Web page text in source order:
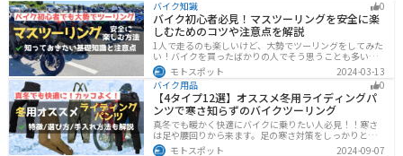
バイク知識 0
バイク初心者必見！マスツーリングを安全に楽
しむためのコツや注意点を解説
1人で走るのも楽しいけど、大勢でツーリングをしてみた
い！バイクを買ったばかりの人でそう思うことも多いで
しょう。他の人と一緒に走るマスツーリングはとても楽
しいですが、安全に楽しむために確認すべきことや注意
点などたくさんあります。1人で走る時とは違った難しさ
もあるので、しっかりと確認しておきましょう。
モトスポット
2024-03-13
バイク用品
0
【4タイプ12選】オススメ冬用ライディングパ
ンツで寒さ知らずのバイクツーリング
真冬でも暖かく快適にバイクに乗りたい人必見！！寒さ
は足や腰回りから来ます。足の寒さ対策をしっかりとす
ることで、体全体の寒さを防ぎ快適なバイクツーリング
モトスポット
2024-09-07